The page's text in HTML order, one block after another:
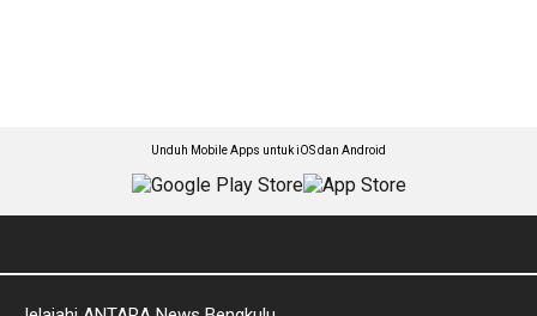
Unduh Mobile Apps untuk iOS dan Android